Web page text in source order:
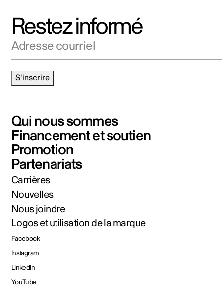
Restez informé
S'inscrire
Qui nous sommes
Financement et soutien
Promotion
Partenariats
Carrières
Nouvelles
Nous joindre
Logos et utilisation de la marque
Facebook
Instagram
LinkedIn
YouTube